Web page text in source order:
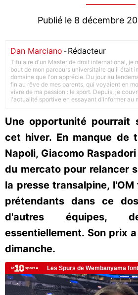
Publié le 8 décembre
Dan Marciano -Rédacteur
Titulaire d'un Master de droit international, je
bout de mon parcours universitaire qu'il était
domaine que l'on apprécie. Du jour au
fin au rêve de mes parents, qui voyaient en
vivre de ma passion : le sport. Depuis, je
l'actualité sportive en essayant d'informer au
Une opportunité pourrait
cet hiver. En manque de
Napoli, Giacomo
du mercato pour relancer
la presse transalpine,
prétendants dans ce
d'autres équipes,
essentiellement. Son prix
dimanche.